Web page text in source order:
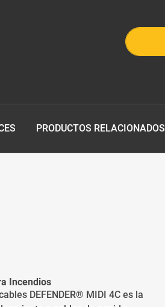
PRODUCTOS RELACIONADOS
Incendios
DEFENDER® MIDI 4C es la